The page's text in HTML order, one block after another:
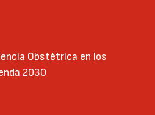
Obstétrica en los
2030